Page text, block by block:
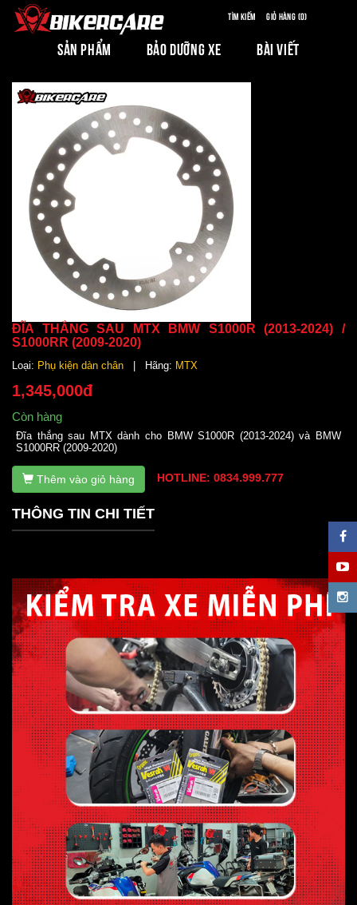
Tìm kiếm Giỏ hàng (0)
SẢN PHẨM BẢO DƯỠNG XE BÀI VIẾT
ĐĨA THẮNG SAU MTX BMW S1000R (2013-2024) /
S1000RR (2009-2020)
Loại: Phụ kiện dàn chân | Hãng: MTX
1,345,000đ
Còn hàng
Đĩa thắng sau MTX dành cho BMW S1000R (2013-2024) và BMW
S1000RR (2009-2020)
Thêm vào giỏ hàng HOTLINE: 0834.999.777
THÔNG TIN CHI TIẾT